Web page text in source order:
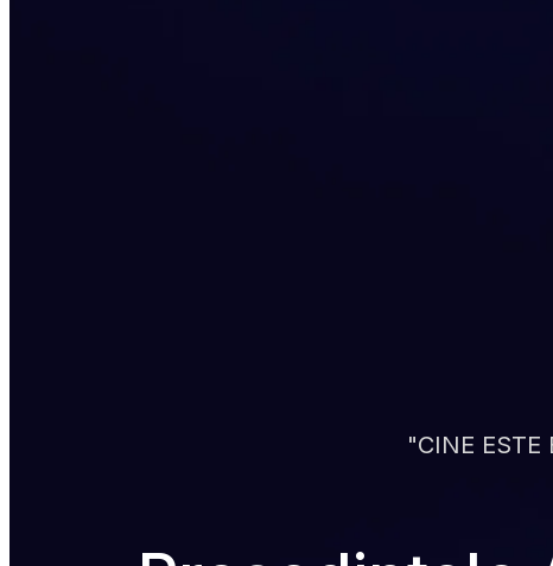
"CINE ESTE